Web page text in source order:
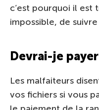
c’est pourquoi il est
impossible, de
Devrai-je
Les malfaiteurs
vos fichiers si vous